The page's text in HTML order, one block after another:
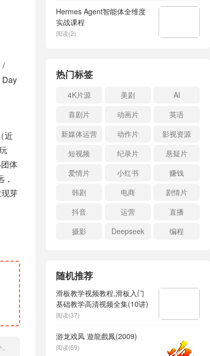
/
Day
近
体
芽
Hermes Agent智能体全维度
实战课程
阅读(2)
热门标签
4K片源 美剧
AI
喜剧片
动画片
英语
新媒体运营
动作片
影视资源
短视频
纪录片
悬疑片
爱情片
小红书
赚钱
韩剧
电商
剧情片
抖音
运营
直播
摄影
Deepseek 编程
随机推荐
滑板教学视频教程,滑板入门
基础教学高清视频全集(10讲)
阅读(37)
游龙戏凤 遊龍戲鳳(2009)
阅读(69)